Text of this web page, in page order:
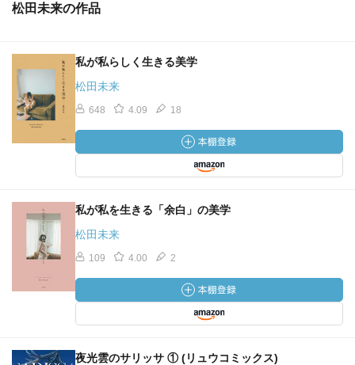
松田未来の作品
私が私らしく生きる美学
松田未来
648 4.09 18
私が私を生きる「余白」の美学
松田未来
109 4.00 2
夜光雲のサリッサ ① (リュウコミックス)